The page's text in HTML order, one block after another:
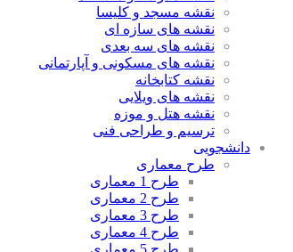
نقشه مسجد و کلیسا
نقشه های سازه ای
نقشه های سه بعدی
نقشه های مسکونی و آپارتمانی
نقشه کتابخانه
نقشه های ویلایی
نقشه هتل و موزه
ترسیم و طراحی فنی
دانشجویی
طرح معماری
طرح 1 معماری
طرح 2 معماری
طرح 3 معماری
طرح 4 معماری
طرح 5 معماری